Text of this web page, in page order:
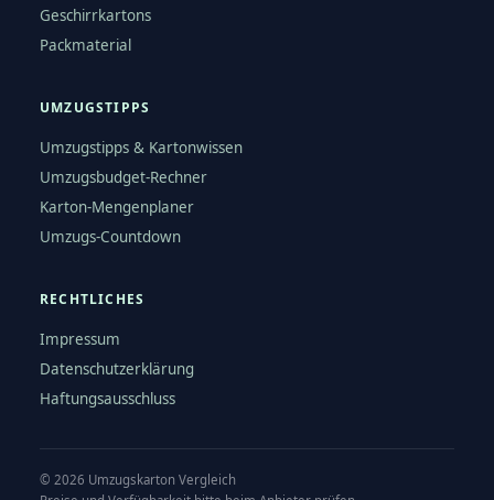
Geschirrkartons
Packmaterial
UMZUGSTIPPS
Umzugstipps & Kartonwissen
Umzugsbudget-Rechner
Karton-Mengenplaner
Umzugs-Countdown
RECHTLICHES
Impressum
Datenschutzerklärung
Haftungsausschluss
© 2026 Umzugskarton Vergleich